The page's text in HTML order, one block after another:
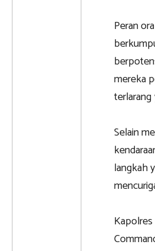
Peran
mereka
Selain
langkah